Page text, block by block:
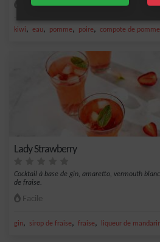
Facile
kiwi, eau, pomme, poire, compote de pomme
Lady Strawberry
Cocktail à base de gin, amaretto, vermouth
de fraise.
Facile
gin, sirop de fraise, fraise, liqueur de